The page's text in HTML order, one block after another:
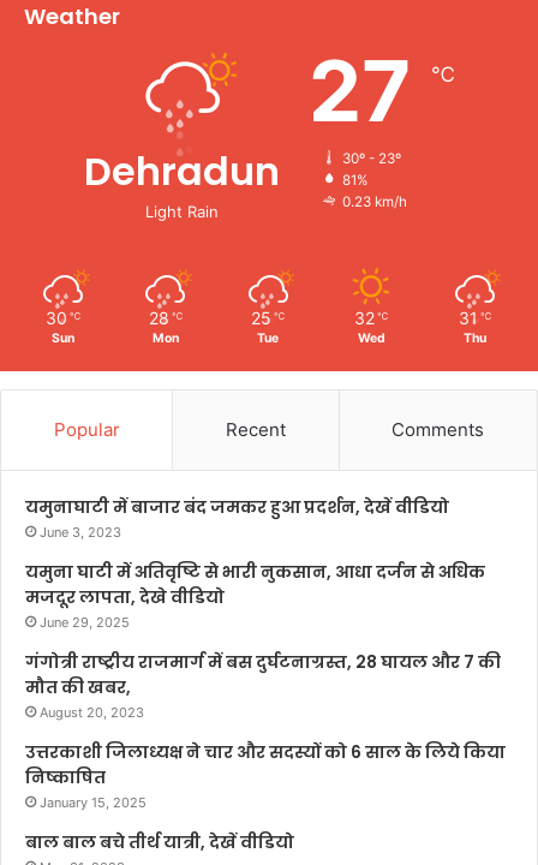
Weather
Dehradun
Light Rain
27 ℃
30º - 23º
81%
0.23 km/h
30 ℃
Sun
28 ℃
Mon
25 ℃
Tue
32 ℃
Wed
31 ℃
Thu
Popular Recent Comments
यमुनाघाटी में बाजार बंद जमकर हुआ प्रदर्शन, देखें वीडियो
June 3, 2023
यमुना घाटी में अतिवृष्टि से भारी नुकसान, आधा दर्जन से अधिक
मजदूर लापता, देखे वीडियो
June 29, 2025
गंगोत्री राष्ट्रीय राजमार्ग में बस दुर्घटनाग्रस्त, 28 घायल और 7 की
मौत की खबर,
August 20, 2023
उत्तरकाशी जिलाध्यक्ष ने चार और सदस्यों को 6 साल के लिये किया
निष्काषित
January 15, 2025
बाल बाल बचे तीर्थ यात्री, देखें वीडियो